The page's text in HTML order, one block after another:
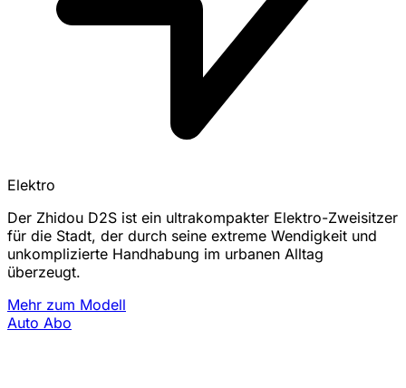
Elektro
Der Zhidou D2S ist ein ultrakompakter Elektro-Zweisitzer
für die Stadt, der durch seine extreme Wendigkeit und
unkomplizierte Handhabung im urbanen Alltag
überzeugt.
Mehr zum Modell
Auto Abo